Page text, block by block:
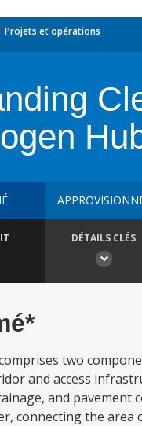
Projets et opérations
DÉTAILS CLÉS
two
and access
and
connecting the area